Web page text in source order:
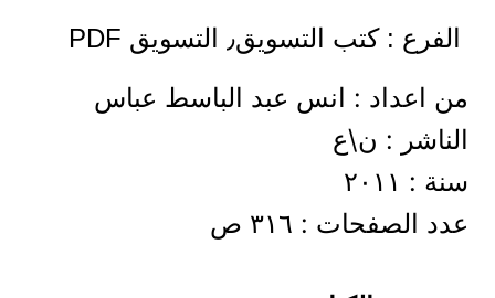
الفرع : كتب التسويق٫ التسويق PDF
من اعداد : انس عبد الباسط عباس
الناشر : ن\ع
سنة : ٢٠١١
عدد الصفحات : ٣١٦ ص